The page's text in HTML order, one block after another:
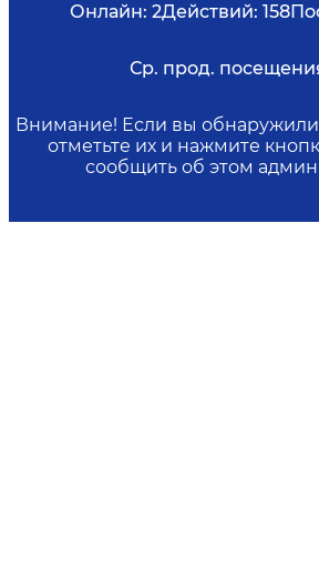
Онлайн: 2Действий: 158
Ср. прод.
Внимание! Если вы обнаружили
отметьте их и нажмите
сообщить об этом